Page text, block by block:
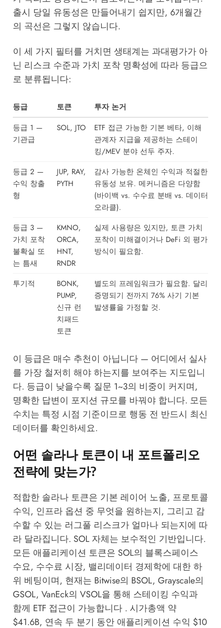
출시 당일 유동성은 만들어내기 쉽지만, 6개월간
의 곡선은 그렇지 않습니다.
이 세 가지 필터를 거치면 생태계는 과대평가가 아
닌 리스크 수준과 가치 포착 명확성에 따라 등급으
로 분류됩니다:
등급 토큰
투자 논거
등급 1 —
기관급
SOL, JTO
ETF 접근 가능한 기본 베타, 이해
관계자 지급을 제공하는 스테이
킹/MEV 분야 선두 주자.
등급 2 —
수익 창출
형
JUP, RAY,
PYTH
감사 가능한 온체인 수익과 적절한
유동성 보유. 메커니즘은 다양함
(바이백 vs. 수수료 분배 vs. 데이터
오라클).
등급 3 —
가치 포착
불확실 또
는 틈새
KMNO,
ORCA,
HNT,
RNDR
실제 사용량은 있지만, 토큰 가치
포착이 미해결이거나 DeFi 외 평가
방식이 필요함.
투기적
BONK,
PUMP,
신규 런
치패드
토큰
별도의 프레임워크가 필요함. 달리
증명되기 전까지 76% 사기 기본
발생률을 가정할 것.
이 등급은 매수 추천이 아닙니다 — 어디에서 실사
를 가장 철저히 해야 하는지를 보여주는 지도입니
다. 등급이 낮을수록 질문 1~3의 비중이 커지며,
명확한 답변이 포지션 규모를 바꿔야 합니다. 모든
수치는 특정 시점 기준이므로 행동 전 반드시 최신
데이터를 확인하세요.
어떤 솔라나 토큰이 내 포트폴리오
전략에 맞는가?
적합한 솔라나 토큰은 기본 레이어 노출, 프로토콜
수익, 인프라 옵션 중 무엇을 원하는지, 그리고 감
수할 수 있는 러그풀 리스크가 얼마나 되는지에 따
라 달라집니다. SOL 자체는 보수적인 기반입니다.
모든 애플리케이션 토큰은 SOL의 블록스페이스
수요, 수수료 시장, 밸리데이터 경제학에 대한 하
위 베팅이며, 현재는 Bitwise의 BSOL, Grayscale의
GSOL, VanEck의 VSOL을 통해 스테이킹 수익과
함께 ETF 접근이 가능합니다 . 시가총액 약
$41.6B, 연속 두 분기 동안 애플리케이션 수익 $10